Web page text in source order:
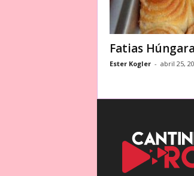
Fatias
Ester Kogler - abril 25,